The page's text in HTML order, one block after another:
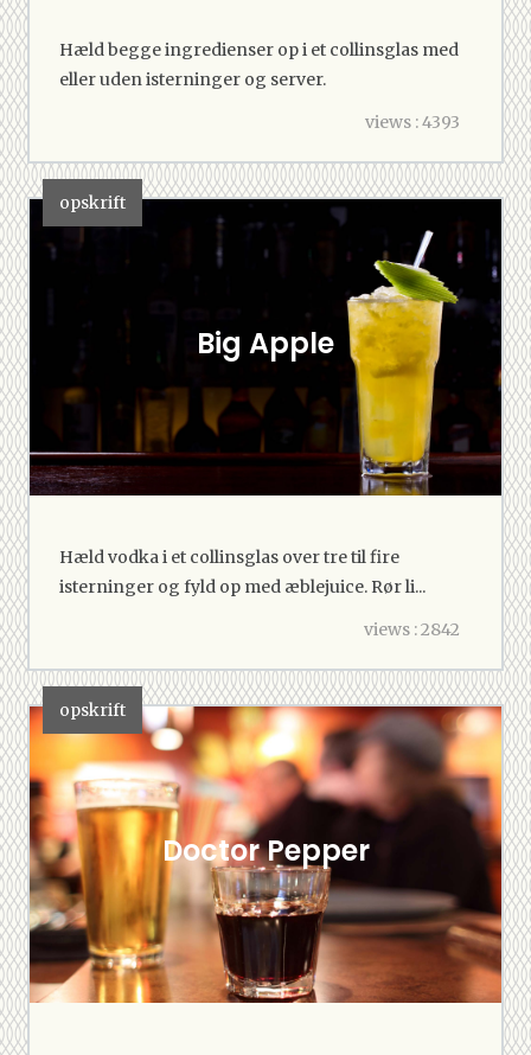
Hæld begge ingredienser op i et collinsglas med
eller uden isterninger og server.
views : 4393
opskrift
Big Apple
Hæld vodka i et collinsglas over tre til fire
isterninger og fyld op med æblejuice. Rør li...
views : 2842
opskrift
Doctor Pepper